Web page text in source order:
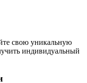
свою уникальную
индивидуальный